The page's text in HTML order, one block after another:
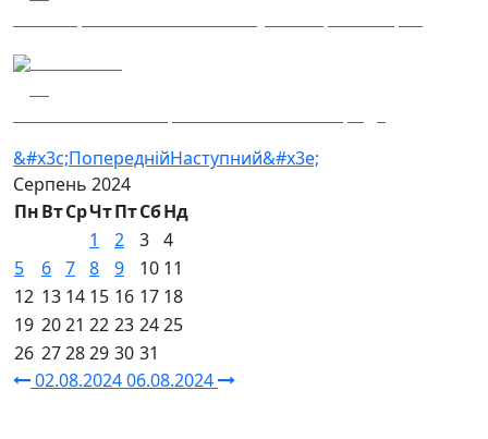
&#x3c;ПопереднійНаступний&#x3e;
Серпень 2024
ПнВтСрЧтПтСбНд
1
2 3 4
5
6 7 8 9 10 11
12 13 14 15 16 17 18
19 2021 22 23 2425
26 272829 30 31
02.08.202406.08.2024